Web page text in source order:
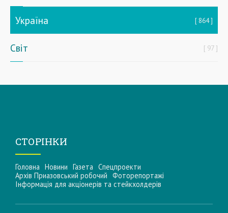
Україна 864
Світ 97
СТОРІНКИ
Головна Новини Газета Спецпроекти
Архів Приазовський робочий Фоторепортажі
Інформацiя для акцiонерiв та стейкхолдерiв